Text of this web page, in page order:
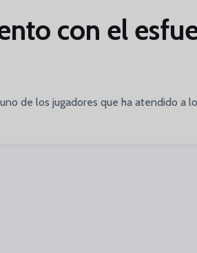
con el
de los jugadores que ha atendido